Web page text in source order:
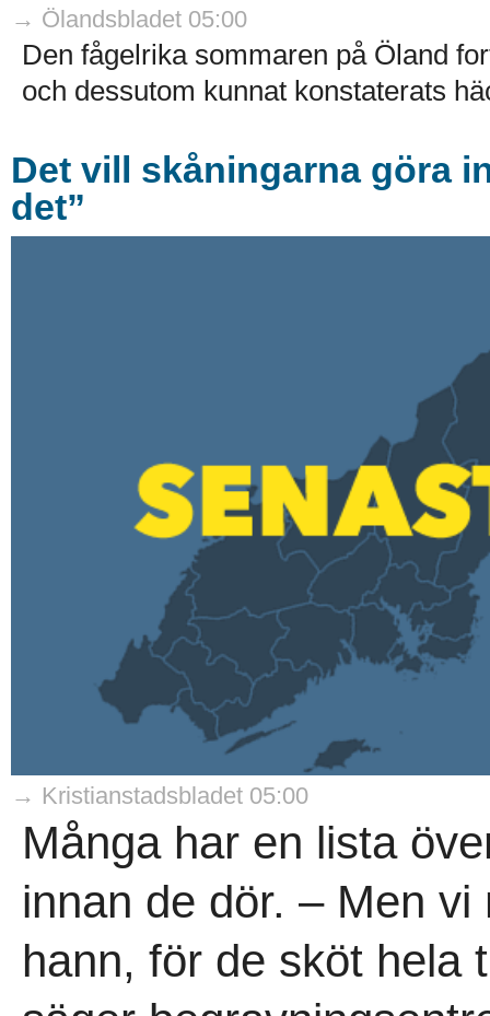
→ Ölandsbladet 05:00
Den fågelrika sommaren på Öland
och dessutom kunnat konstaterats
Det vill skåningarna göra
det”
→ Kristianstadsbladet 05:00
Många har en lista
innan de dör. – Men
hann, för de sköt hela